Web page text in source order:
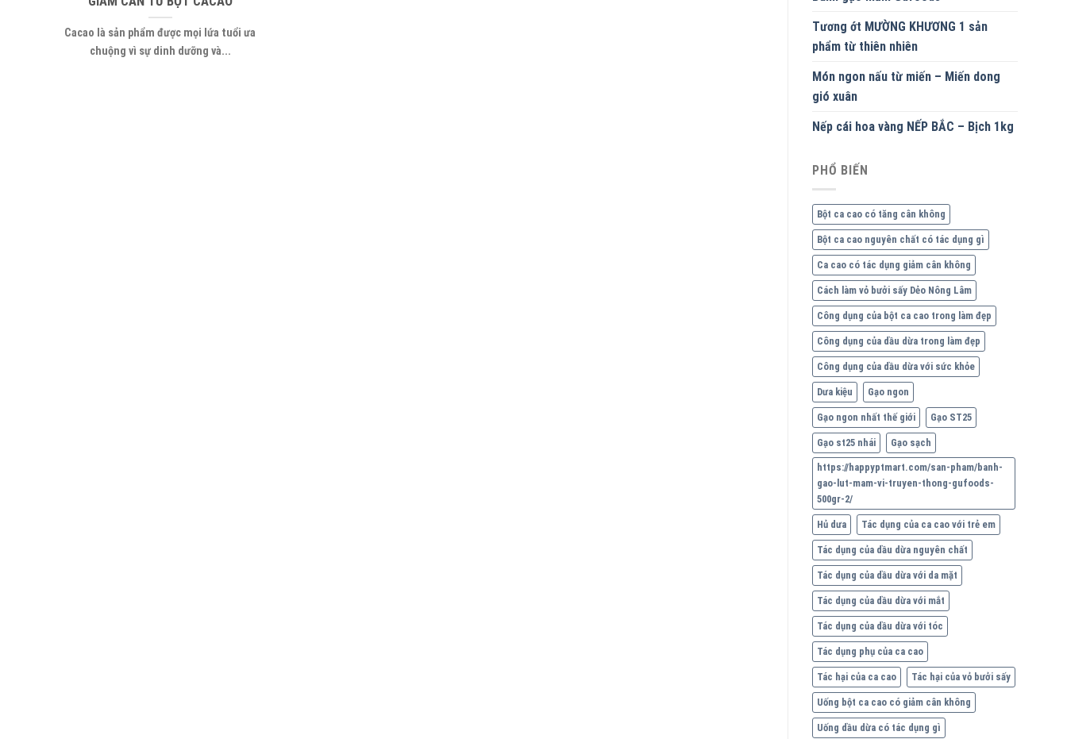
Cacao là sản phẩm được mọi lứa tuổi ưa
chuộng vì sự dinh dưỡng và...
Tương ớt MƯỜNG KHƯƠNG 1 sản
phẩm từ thiên nhiên
Món ngon nấu từ miến – Miến dong
gió xuân
Nếp cái hoa vàng NẾP BẮC – Bịch 1kg
PHỔ BIẾN
Bột ca cao có tăng cân không
Bột ca cao nguyên chất có tác dụng gì
Ca cao có tác dụng giảm cân không
Cách làm vỏ bưởi sấy Dẻo Nông Lâm
Công dụng của bột ca cao trong làm đẹp
Công dụng của dầu dừa trong làm đẹp
Công dụng của dầu dừa với sức khỏe
Dưa kiệu Gạo ngon
Gạo ngon nhất thế giới Gạo ST25
Gạo st25 nhái Gạo sạch
https://happyptmart.com/san-pham/banh-
gao-lut-mam-vi-truyen-thong-gufoods-
500gr-2/
Hủ dưa Tác dụng của ca cao với trẻ em
Tác dụng của dầu dừa nguyên chất
Tác dụng của dầu dừa với da mặt
Tác dụng của dầu dừa với mắt
Tác dụng của dầu dừa với tóc
Tác dụng phụ của ca cao
Tác hại của ca cao Tác hại của vỏ bưởi sấy
Uống bột ca cao có giảm cân không
Uống dầu dừa có tác dụng gì